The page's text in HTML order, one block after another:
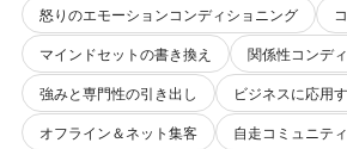
怒りのエモーションコンディショニング
マインドセットの書き換え
関係性コンデ
強みと専門性の引き出し
ビジネスに応用
オフライン＆ネット集客
自走コミュニテ